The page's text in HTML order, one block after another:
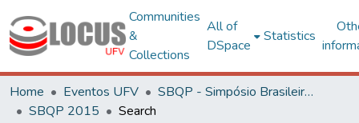
Communities
&
Collections
All of
DSpace
Statistics
Home Eventos UFV
SBQP - Simpósio Brasileiro de Qualidade do Projeto no Ambiente Construído
SBQP 2015
Search